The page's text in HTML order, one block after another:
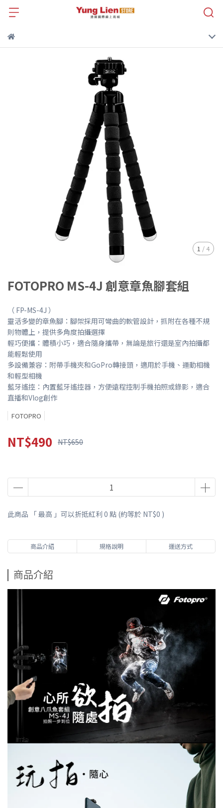
1 / 4
FOTOPRO MS-4J 創意章魚腳套組
（ FP-MS-4J ）
靈活多變的章魚腳：腳架採用可彎曲的軟管設計，抓附在各種不規
則物體上，提供多角度拍攝選擇​
輕巧便攜：體積小巧，適合隨身攜帶，無論是旅行還是室內拍攝都
能輕鬆使用​
多設備兼容：附帶手機夾和GoPro轉接頭，適用於手機、運動相機
和輕型相機
藍牙遙控：內置藍牙遙控器，方便遠程控制手機拍照或錄影，適合
直播和Vlog創作
FOTOPRO
NT$490 NT$650
此商品 「 最高 」可以折抵紅利 0 點 (約等於 NT$0 )
商品介紹 規格說明 運送方式
商品介紹